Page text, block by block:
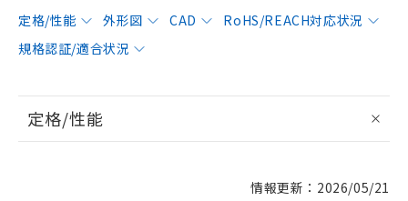
定格/性能 外形図 CAD
RoHS/REACH対応状況
規格認証/適合状況
定格/性能
情報更新：2026/05/21